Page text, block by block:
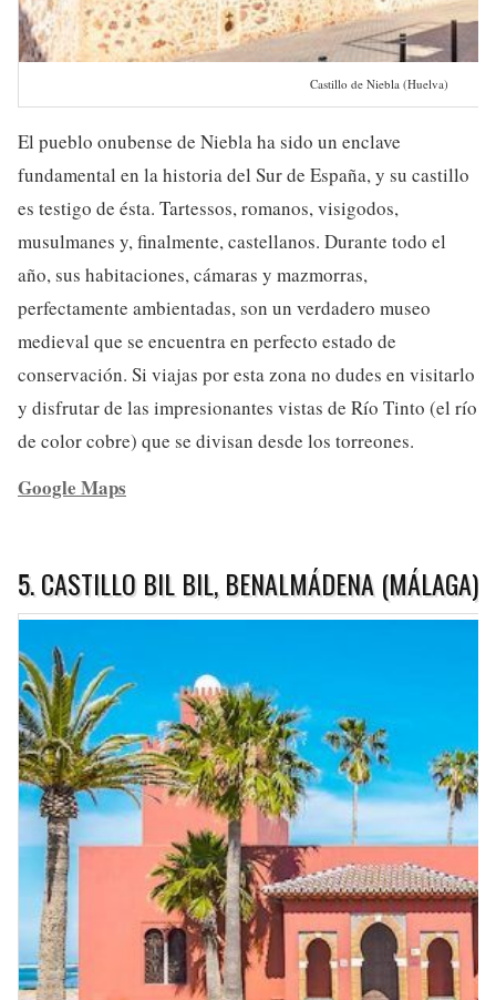
Castillo de Niebla (Huelva)
El pueblo onubense de Niebla ha sido un enclave
fundamental en la historia del Sur de España, y su castillo
es testigo de ésta. Tartessos, romanos, visigodos,
musulmanes y, finalmente, castellanos. Durante todo el
año, sus habitaciones, cámaras y mazmorras,
perfectamente ambientadas, son un verdadero museo
medieval que se encuentra en perfecto estado de
conservación. Si viajas por esta zona no dudes en visitarlo
y disfrutar de las impresionantes vistas de Río Tinto (el río
de color cobre) que se divisan desde los torreones.
Google Maps
5. CASTILLO BIL BIL, BENALMÁDENA (MÁLAGA)